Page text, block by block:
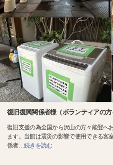
復旧復興関係者様（ボランティアの
復旧支援の為全国から沢山の方々能登へ
ます。当館は震災の影響で使用できる客
係者…続きを読む